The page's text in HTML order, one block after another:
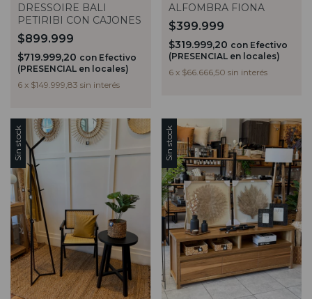
DRESSOIRE BALI
PETIRIBI CON CAJONES
$899.999
$719.999,20 con Efectivo
(PRESENCIAL en locales)
6 x $149.999,83 sin interés
ALFOMBRA FIONA
$399.999
$319.999,20 con Efectivo
(PRESENCIAL en locales)
6 x $66.666,50 sin interés
Sin stock Sin stock